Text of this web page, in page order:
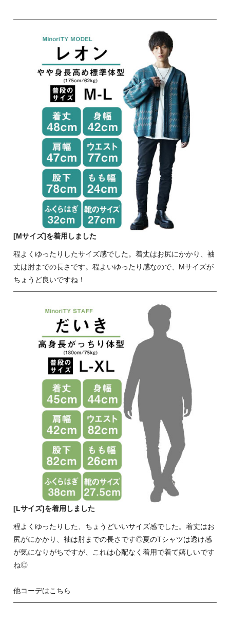
[Mサイズ]を着用しました
程よくゆったりしたサイズ感でした。着丈はお尻にかかり、袖
丈は肘までの長さです。程よいゆったり感なので、Mサイズが
ちょうど良いですね！
[Lサイズ]を着用しました
程よくゆったりした、ちょうどいいサイズ感でした。着丈はお
尻がにかかり、袖は肘までの長さです◎夏のTシャツは透け感
が気になりがちですが、これは心配なく着用で着て嬉しいです
ね◎
他コーデはこちら